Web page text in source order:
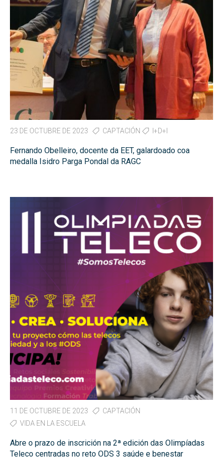
23 DE OCTUBRE DE 2023 CAPTACIÓN I+D+I
Fernando Obelleiro, docente da EET, galardoado coa
medalla Isidro Parga Pondal da RAGC
11 DE OCTUBRE DE 2023
CAPTACIÓN
VIDA EN LA ESCUELA
Abre o prazo de inscrición na 2ª edición das Olimpíadas
Teleco centradas no reto ODS 3 saúde e benestar